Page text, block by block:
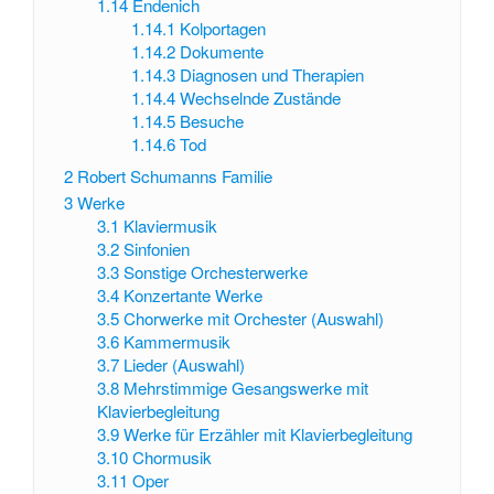
1.14 Endenich
1.14.1 Kolportagen
1.14.2 Dokumente
1.14.3 Diagnosen und Therapien
1.14.4 Wechselnde Zustände
1.14.5 Besuche
1.14.6 Tod
2 Robert Schumanns Familie
3Werke
3.1 Klaviermusik
3.2 Sinfonien
3.3 Sonstige Orchesterwerke
3.4 Konzertante Werke
3.5 Chorwerke mit Orchester (Auswahl)
3.6 Kammermusik
3.7 Lieder (Auswahl)
3.8 Mehrstimmige Gesangswerke mit
Klavierbegleitung
3.9 Werke für Erzähler mit Klavierbegleitung
3.10 Chormusik
3.11 Oper